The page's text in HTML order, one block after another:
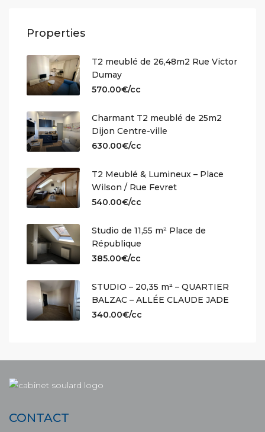
Properties
T2 meublé de 26,48m2 Rue Victor
Dumay
570.00€/cc
Charmant T2 meublé de 25m2
Dijon Centre-ville
630.00€/cc
T2 Meublé & Lumineux – Place
Wilson / Rue Fevret
540.00€/cc
Studio de 11,55 m² Place de
République
385.00€/cc
STUDIO – 20,35 m² – QUARTIER
BALZAC – ALLÉE CLAUDE JADE
340.00€/cc
CONTACT